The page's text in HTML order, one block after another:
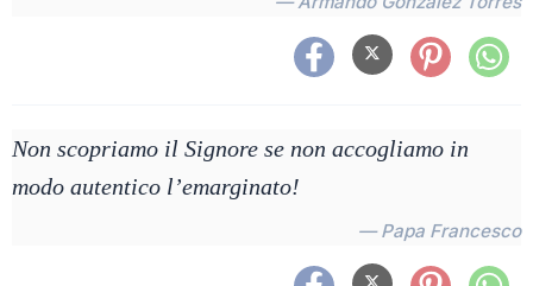
Non scopriamo il Signore se non accogliamo in
modo autentico l’emarginato!
— Papa Francesco